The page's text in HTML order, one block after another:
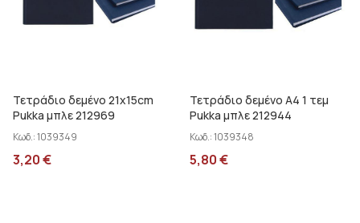
Τετράδιο δεμένο 21x15cm
Pukka μπλε 212969
Κωδ.:1039349
3,20€
Τετράδιο δεμένο Α4 1 τεμ
Pukka μπλε 212944
Κωδ.:1039348
5,80€